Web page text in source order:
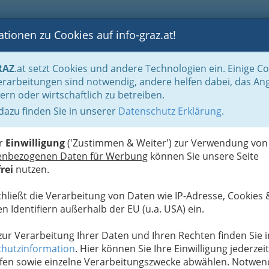
BLOGS FOTOS GASTRONOMIE BRANCHEN
zu Cookies auf info-graz.at!
.at setzt Cookies und andere Technologien ein. Einige
sind notwendig, andere helfen dabei, das
oder wirtschaftlich zu betreiben.
finden Sie in unserer Datenschutz Erklärung.
Einwilligung('Zustimmen & Weiter') zur Verwendung von
Daten für Werbung können Sie unsere Seite
nutzen.
die Verarbeitung von Daten wie IP-Adresse, Cookies
Identifiern außerhalb der EU (u.a. USA) ein.
Verarbeitung Ihrer Daten und Ihren Rechten finden Sie
. Hier können Sie Ihre Einwilligung jederzeit
sowie einzelne Verarbeitungszwecke abwählen.
& Handwerk, Gliederung der WKO Landesinnung Mode und